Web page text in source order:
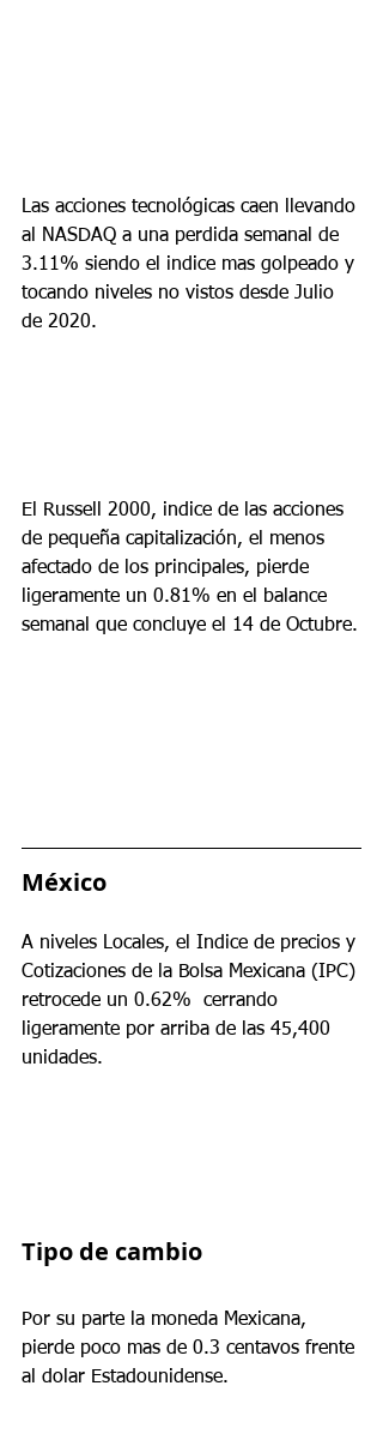
Las acciones tecnológicas caen llevando
al NASDAQ a una perdida semanal de
3.11% siendo el indice mas golpeado y
tocando niveles no vistos desde Julio
de 2020.
El Russell 2000, indice de las acciones
de pequeña capitalización, el menos
afectado de los principales, pierde
ligeramente un 0.81% en el balance
semanal que concluye el 14 de Octubre.
México
A niveles Locales, el Indice de precios y
Cotizaciones de la Bolsa Mexicana (IPC)
retrocede un 0.62%  cerrando
ligeramente por arriba de las 45,400
unidades.
Tipo de cambio
Por su parte la moneda Mexicana,
pierde poco mas de 0.3 centavos frente
al dolar Estadounidense.